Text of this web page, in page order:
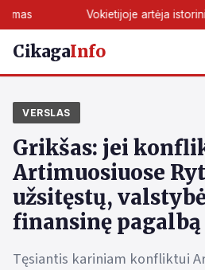
Vokietijoje artėja istorinis lūžis: AfD
CikagaInfo
VERSLAS
Grikšas: jei
Artimuosiuose
užsitęstų,
finansinę pagalbą
Tęsiantis kariniam konfliktui